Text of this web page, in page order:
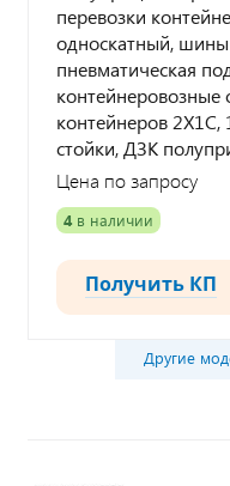
перевозки
односкатный,
пневматическая
контейнеров
стойки, ДЗК
Цена по запросу
4 в наличии
Получить КП
Другие